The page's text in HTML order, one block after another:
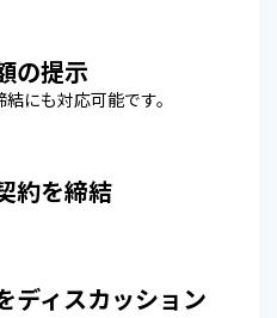
の提示
にも対応可能です。
約を締結
ディスカッション